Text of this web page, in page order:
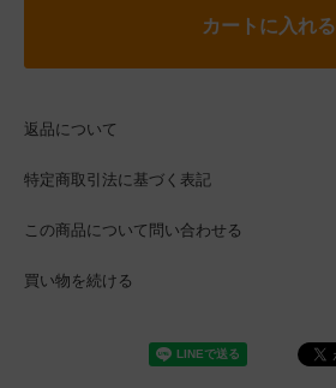
カートに入れる
返品について
特定商取引法に基づく表記
この商品について問い合わせる
買い物を続ける